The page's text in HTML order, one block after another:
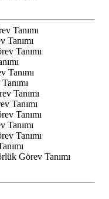
Tanımı
Tanımı
Tanımı
Tanımı
Tanımı
Tanımı
Tanımı
Tanımı
Tanımı
Görev Tanımı